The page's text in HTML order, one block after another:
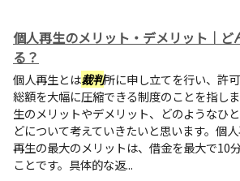
個人再生のメリット・デメリット｜ど
る？
個人再生とは裁判所に申し立てを行い、許
総額を大幅に圧縮できる制度のことを指し
生のメリットやデメリット、どのようなひ
どについて考えていきたいと思います。個
再生の最大のメリットは、借金を最大で10
ことです。具体的な返...